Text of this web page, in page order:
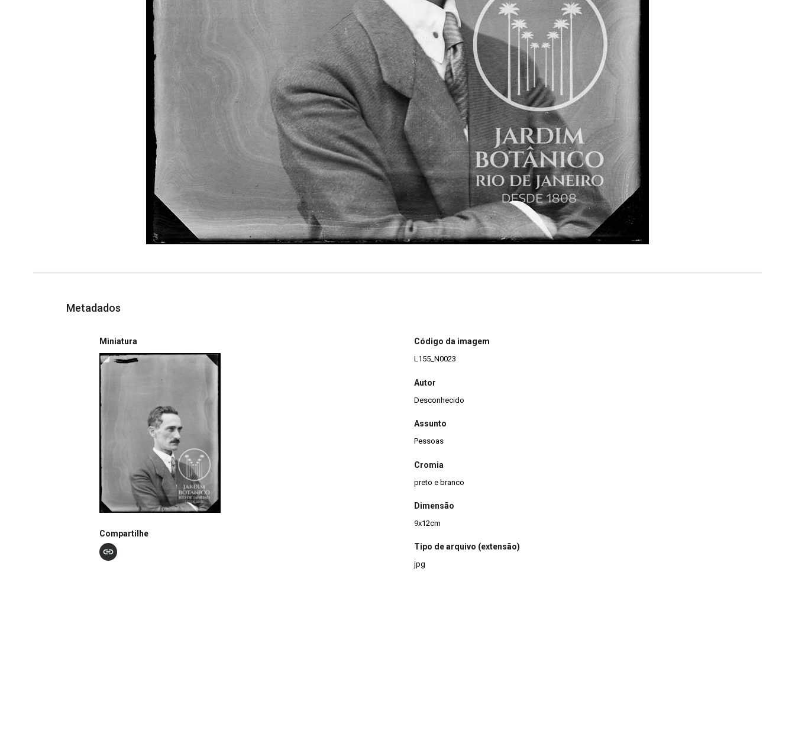
Metadados
Miniatura
Compartilhe
Código da imagem
L155_N0023
Autor
Desconhecido
Assunto
Pessoas
Cromia
preto e branco
Dimensão
9x12cm
Tipo de arquivo (extensão)
jpg